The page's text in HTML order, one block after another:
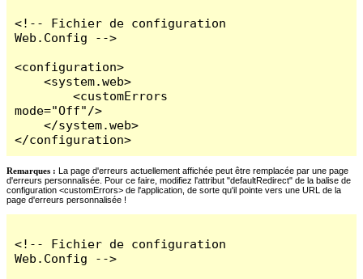
<!-- Fichier de configuration
Web.Config -->
<configuration>
    <system.web>
        <customErrors
mode="Off"/>
    </system.web>
</configuration>
Remarques : La page d'erreurs actuellement affichée peut être remplacée par une page
d'erreurs personnalisée. Pour ce faire, modifiez l'attribut "defaultRedirect" de la balise de
configuration <customErrors> de l'application, de sorte qu'il pointe vers une URL de la
page d'erreurs personnalisée !
<!-- Fichier de configuration
Web.Config -->